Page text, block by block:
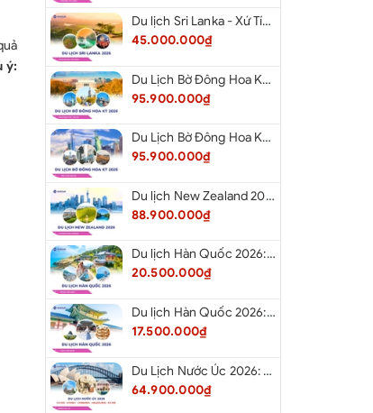
ý:
Du lịch Sri Lanka - Xứ Tích Lan 2026: Tham Dự Lễ Hội Rước Xá Lợi Răng Phật
45.000.000₫
Du Lịch Bờ Đông Hoa Kỳ 2026: Washington DC - Philadelphia - New York - Boston - New Hampshire White Mountains - Albany - Niagara Falls - Buffalo - Corning - New York
95.900.000₫
Du Lịch Bờ Đông Hoa Kỳ 2026: New York - Boston - New Hampshire - Artist’s Bluff - Echo Lake Kancamagus Highway - White Mountains - Albany - Buffalo Niagara Falls - Corning - Washington DC
95.900.000₫
Du lịch New Zealand 2026: Tour Auckland - Waitomo - Taupo - Rotorua - Matamata - Hamilton
88.900.000₫
Du lịch Hàn Quốc 2026: Tour Hà Nội - Busan - Gyeongju - Seoul - Đảo Nami - Tàu Điện Ven Biển Haeundae - Cầu Kính Oryukdo - Làng Văn Hóa Huinnyeoul
20.500.000₫
Du lịch Hàn Quốc 2026: Tour Hà Nội - Seoul - Nami - Everland - Painter Show - Thư Viện Sách
17.500.000₫
Du Lịch Nước Úc 2026: Tour Hà Nội - Sydney - Canberra - Melbourne - Hà Nội
64.900.000₫